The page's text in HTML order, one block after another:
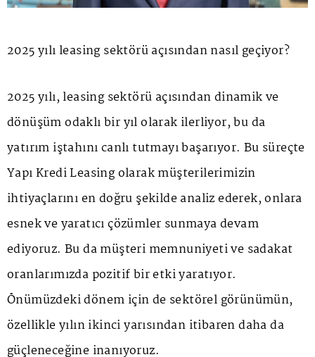
2025 yılı leasing sektörü açısından nasıl geçiyor?
2025 yılı, leasing sektörü açısından dinamik ve
dönüşüm odaklı bir yıl olarak ilerliyor, bu da
yatırım iştahını canlı tutmayı başarıyor. Bu süreçte
Yapı Kredi Leasing olarak müşterilerimizin
ihtiyaçlarını en doğru şekilde analiz ederek, onlara
esnek ve yaratıcı çözümler sunmaya devam
ediyoruz. Bu da müşteri memnuniyeti ve sadakat
oranlarımızda pozitif bir etki yaratıyor.
Önümüzdeki dönem için de sektörel görünümün,
özellikle yılın ikinci yarısından itibaren daha da
güçleneceğine inanıyoruz.